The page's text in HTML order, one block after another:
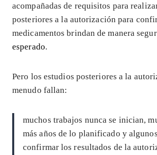
acompañadas de requisitos para
posteriores a la autorización para
medicamentos brindan de manera
esperado.
Pero los estudios posteriores a la
menudo fallan:
muchos trabajos nunca se inician,
más años de lo planificado y
confirmar los resultados de la